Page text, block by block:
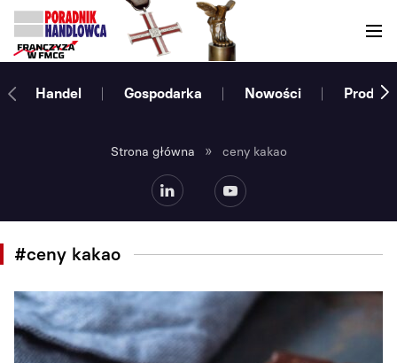
Handel Gospodarka Nowości
Strona główna » ceny kakao
#ceny kakao